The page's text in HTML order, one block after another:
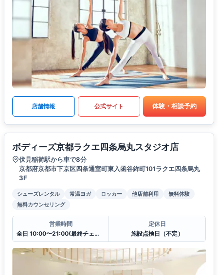
店舗情報 公式サイト 体験・相談予約
ボディーズ京都ラクエ四条烏丸スタジオ店
伏見稲荷駅から車で8分
京都府京都市下京区四条通室町東入函谷鉾町101ラクエ四条烏丸
3F
シューズレンタル 常温ヨガ ロッカー 他店舗利用
無料体験
無料カウンセリング
営業時間
全日 10:00〜21:00(最終チェックイン20:30)
定休日
施設点検日（不定）